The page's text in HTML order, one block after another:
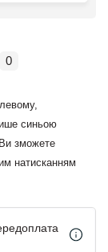
0
синьою
зможете
натисканням
в компанії.